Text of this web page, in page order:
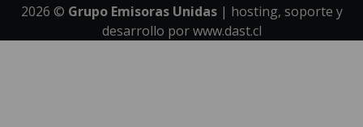
2026 © Grupo Emisoras Unidas| hosting, soporte y
desarrollo porwww.dast.cl